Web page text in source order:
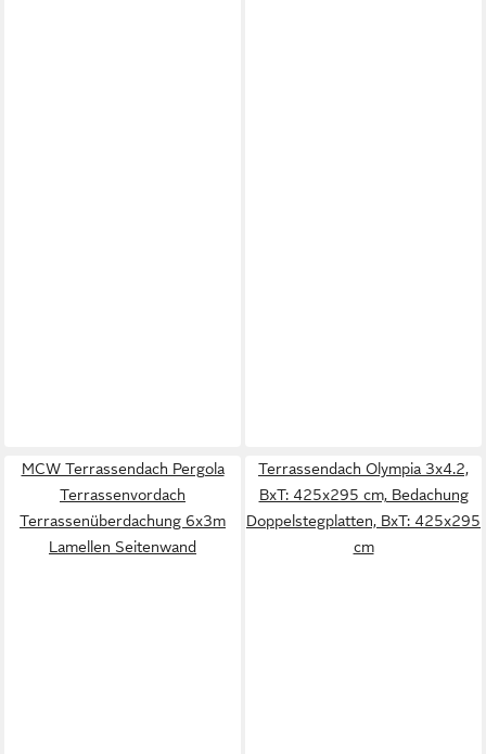
MCW Terrassendach Pergola
Terrassenvordach
Terrassenüberdachung 6x3m
Lamellen Seitenwand
Terrassendach Olympia 3x4.2,
BxT: 425x295 cm, Bedachung
Doppelstegplatten, BxT: 425x295
cm